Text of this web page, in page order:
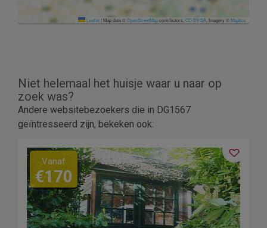
Leaflet|Map data ©OpenStreetMapcontributors,CC-BY-SA, Imagery ©Mapbox
Niet helemaal het huisje waar u naar op
zoek was?
Andere websitebezoekers die in DG1567
geïntresseerd zijn, bekeken ook:
Vanaf
€170